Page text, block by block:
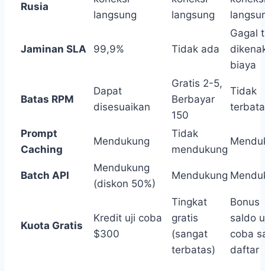
Rusia
langsung
langsung
Jaminan SLA 99,9% Tidak ada
Gagal
biaya
Batas RPM
Dapat
disesuaikan
Gratis 2-5,
Berbayar
150
Tidak
Prompt
Caching
Mendukung
Tidak
mendukung
Batch API
Mendukung
(diskon 50%)
Mendukung
Kuota Gratis
Kredit uji coba
$300
Tingkat
gratis
(sangat
terbatas)
Bonus
saldo
coba
daftar